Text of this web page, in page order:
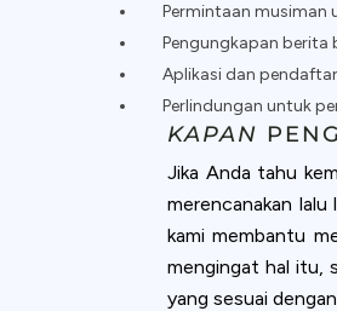
Permintaan musiman
Pengungkapan berita
Aplikasi dan
Perlindungan untuk
KAPAN
Jika Anda tahu
merencanakan
kami membantu
mengingat hal itu,
yang sesuai